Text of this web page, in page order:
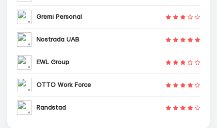
Gremi Personal
Nostrada UAB
EWL Group
OTTO Work Force
Randstad